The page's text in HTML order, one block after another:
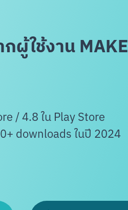
โหลด
กผู้ใช้งาน MAKE
/ 4.8 ใน Play Store
downloads ในปี 2024